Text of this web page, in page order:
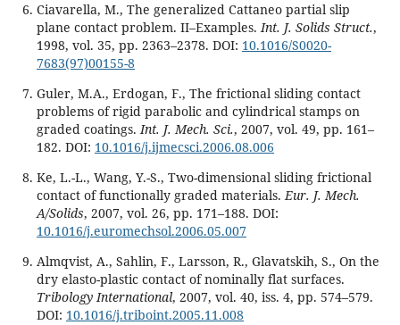
Ciavarella, M., The generalized Cattaneo partial slip
plane contact problem. II–Examples.Int. J. Solids Struct.,
1998, vol. 35, pp. 2363–2378. DOI: 10.1016/S0020-
7683(97)00155-8
Guler, M.A., Erdogan, F., The frictional sliding contact
problems of rigid parabolic and cylindrical stamps on
graded coatings.Int. J. Mech. Sci., 2007, vol. 49, pp. 161–
182. DOI: 10.1016/j.ijmecsci.2006.08.006
Ke, L.-L., Wang, Y.-S., Two-dimensional sliding frictional
contact of functionally graded materials.Eur. J. Mech.
A/Solids, 2007, vol. 26, pp. 171–188. DOI:
10.1016/j.euromechsol.2006.05.007
Almqvist, A., Sahlin, F., Larsson, R., Glavatskih, S., On the
dry elasto-plastic contact of nominally flat surfaces.
Tribology International, 2007, vol. 40, iss. 4, pp. 574–579.
DOI: 10.1016/j.triboint.2005.11.008